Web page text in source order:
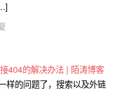
404的解决办法 | 陌涛博客
样的问题了，搜索以及外链